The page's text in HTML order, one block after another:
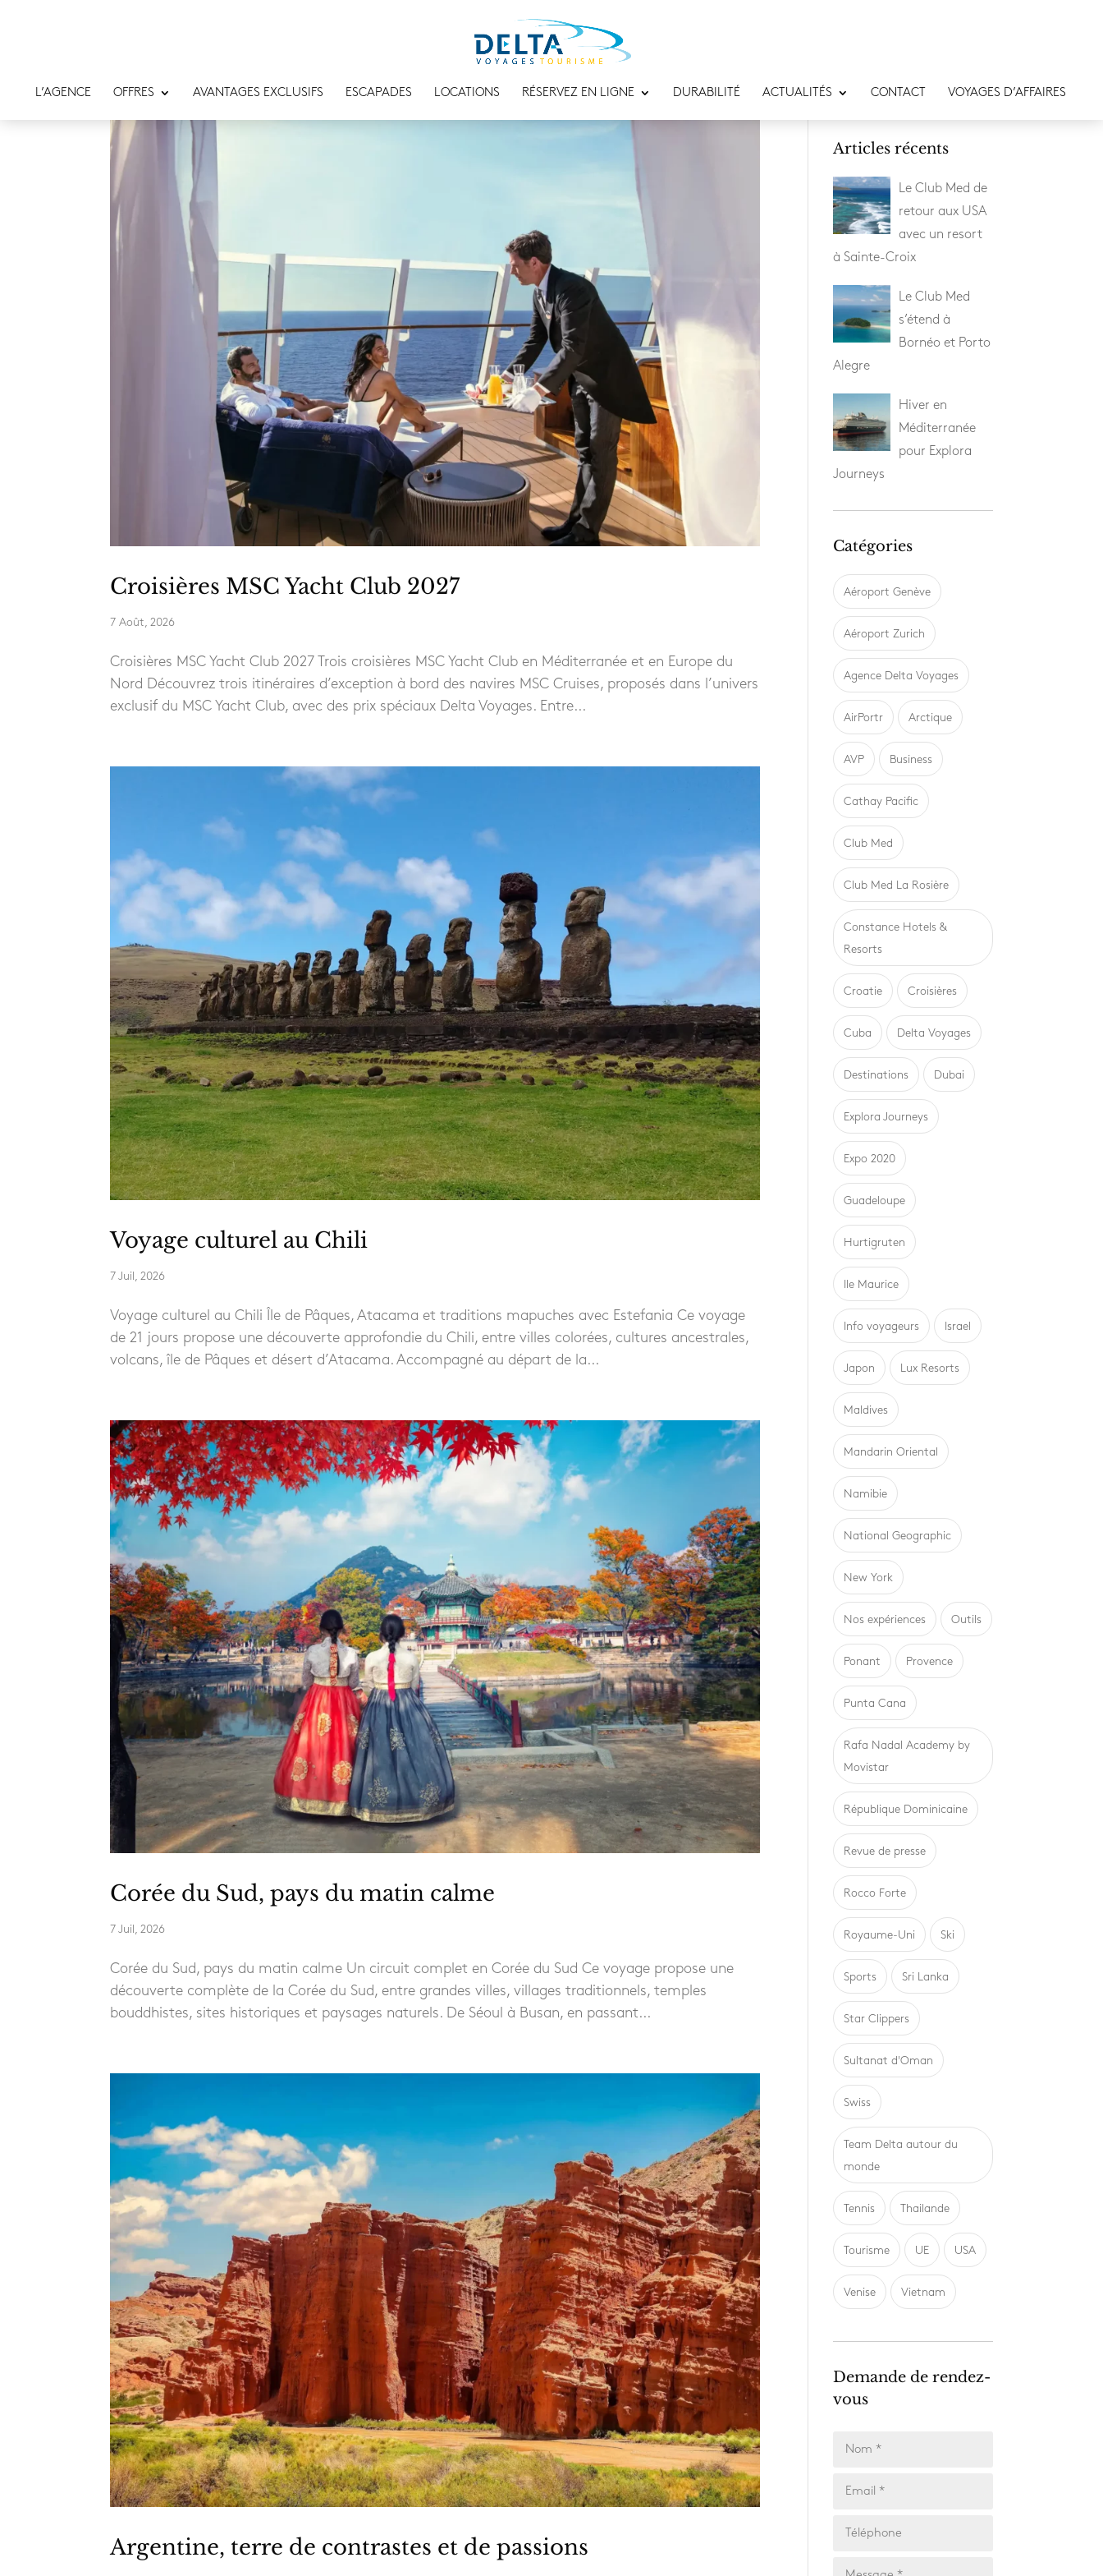
L’AGENCE OFFRES AVANTAGES EXCLUSIFS ESCAPADES LOCATIONS RÉSERVEZ EN LIGNE DURABILITÉ ACTUALITÉS CONTACT VOYAGES D’AFFAIRES
Croisières MSC Yacht Club 2027
7 Août, 2026
Croisières MSC Yacht Club 2027 Trois croisières MSC Yacht Club en Méditerranée et en Europe du
Nord Découvrez trois itinéraires d’exception à bord des navires MSC Cruises, proposés dans l’univers
exclusif du MSC Yacht Club, avec des prix spéciaux Delta Voyages. Entre...
Voyage culturel au Chili
7 Juil, 2026
Voyage culturel au Chili Île de Pâques, Atacama et traditions mapuches avec Estefania Ce voyage
de 21 jours propose une découverte approfondie du Chili, entre villes colorées, cultures ancestrales,
volcans, île de Pâques et désert d’Atacama. Accompagné au départ de la...
Corée du Sud, pays du matin calme
7 Juil, 2026
Corée du Sud, pays du matin calme Un circuit complet en Corée du Sud Ce voyage propose une
découverte complète de la Corée du Sud, entre grandes villes, villages traditionnels, temples
bouddhistes, sites historiques et paysages naturels. De Séoul à Busan, en passant...
Argentine, terre de contrastes et de passions
Articles récents
Le Club Med de
retour aux USA
avec un resort
à Sainte-Croix
Le Club Med
s’étend à
Bornéo et Porto
Alegre
Hiver en
Méditerranée
pour Explora
Journeys
Catégories
Aéroport Genève
Aéroport Zurich
Agence Delta Voyages
AirPortr Arctique
AVP Business
Cathay Pacific
Club Med
Club Med La Rosière
Constance Hotels &
Resorts
Croatie Croisières
Cuba Delta Voyages
Destinations Dubai
Explora Journeys
Expo 2020
Guadeloupe
Hurtigruten
Ile Maurice
Info voyageurs Israel
Japon Lux Resorts
Maldives
Mandarin Oriental
Namibie
National Geographic
New York
Nos expériences Outils
Ponant Provence
Punta Cana
Rafa Nadal Academy by
Movistar
République Dominicaine
Revue de presse
Rocco Forte
Royaume-Uni Ski
Sports Sri Lanka
Star Clippers
Sultanat d'Oman
Swiss
Team Delta autour du
monde
Tennis Thailande
Tourisme UE USA
Venise Vietnam
Demande de rendez-
vous